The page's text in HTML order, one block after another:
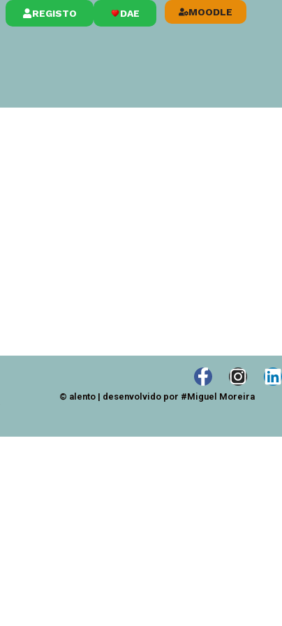
REGISTO DAE MOODLE
© alento | desenvolvido por #Miguel Moreira